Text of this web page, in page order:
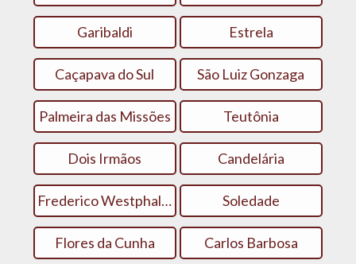
Garibaldi Estrela
Caçapava do Sul São Luiz Gonzaga
Palmeira das Missões Teutônia
Dois Irmãos Candelária
Frederico Westphalen Soledade
Flores da Cunha Carlos Barbosa